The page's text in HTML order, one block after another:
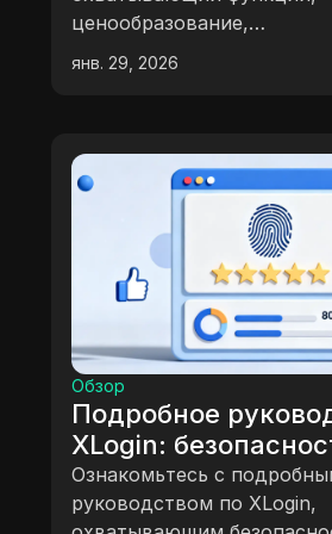
ценообразование,
производительность,
реальные сценарии
потребностям.
янв. 29, 2026
Обзор
Подробное
XLogin:
удобство
Ознакомьтесь с
руководством по XLogin,